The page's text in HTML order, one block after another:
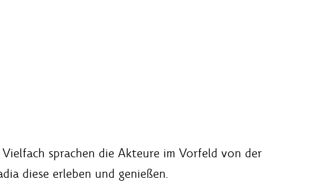
sprachen die Akteure im Vorfeld von der
diese erleben und genießen.